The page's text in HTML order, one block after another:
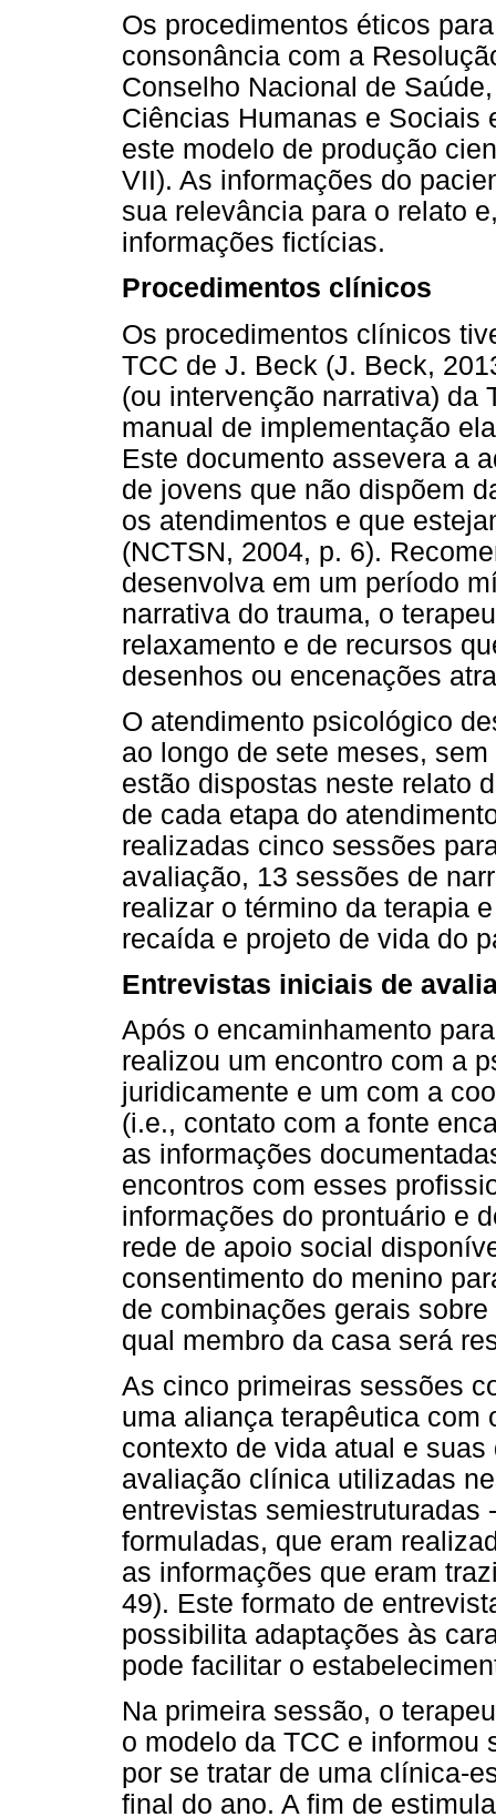
Os procedimentos éticos
consonância com a
Conselho Nacional de
Ciências Humanas e Sociais
este modelo de produção
VII). As informações do
sua relevância para o relato
informações fictícias.
Procedimentos clínicos
Os procedimentos clínicos
TCC de J. Beck (J. Beck,
(ou intervenção narrativa) da
manual de implementação
Este documento assevera a
de jovens que não dispõem
os atendimentos e que
(NCTSN, 2004, p. 6).
desenvolva em um período
narrativa do trauma, o
relaxamento e de recursos
desenhos ou encenações
O atendimento psicológico
ao longo de sete meses,
estão dispostas neste relato
de cada etapa do
realizadas cinco sessões
avaliação, 13 sessões de
realizar o término da terapia
recaída e projeto de vida do
Entrevistas iniciais de
Após o encaminhamento
realizou um encontro com a
juridicamente e um com a
(i.e., contato com a fonte
as informações
encontros com esses
informações do prontuário e
rede de apoio social
consentimento do menino
de combinações gerais
qual membro da casa será
As cinco primeiras sessões
uma aliança terapêutica com
contexto de vida atual e
avaliação clínica utilizadas
entrevistas semiestruturadas
formuladas, que eram
as informações que eram
49). Este formato de
possibilita adaptações às
pode facilitar o
Na primeira sessão, o
o modelo da TCC e informou
por se tratar de uma clínica-
final do ano. A fim de